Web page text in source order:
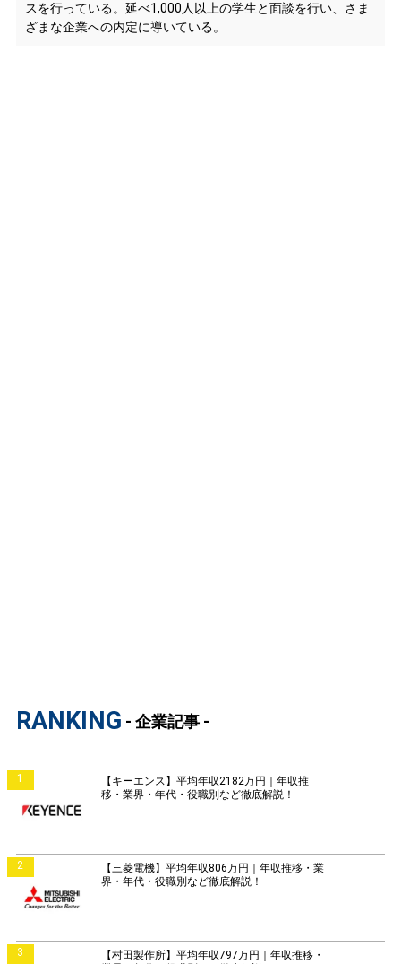
スを行っている。延べ1,000人以上の学生と面談を行い、さま
ざまな企業への内定に導いている。
RANKING - 企業記事 -
1
【キーエンス】平均年収2182万円｜年収推
移・業界・年代・役職別など徹底解説！
2
【三菱電機】平均年収806万円｜年収推移・業
界・年代・役職別など徹底解説！
3
【村田製作所】平均年収797万円｜年収推移・